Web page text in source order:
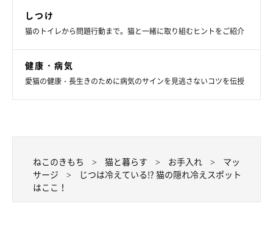
しつけ
猫のトイレから問題行動まで。猫と一緒に取り組むヒントをご紹介
健康・病気
愛猫の健康・長生きのために病気のサインを見逃さないコツを伝授
ねこのきもち 猫と暮らす お手入れ
マッ
サージ
じつは冷えている!? 猫の隠れ冷えスポット
はここ！